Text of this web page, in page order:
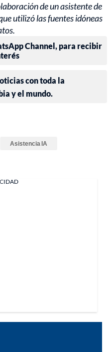
de un asistente de
utilizó las fuentes idóneas
Channel, para recibir
con toda la
y el mundo.
Asistencia IA